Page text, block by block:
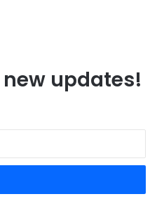
updates!